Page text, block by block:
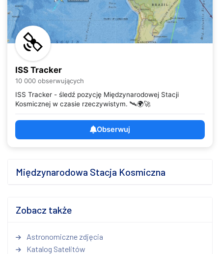
ISS Tracker
10 000 obserwujących
ISS Tracker - śledź pozycję Międzynarodowej Stacji
Kosmicznej w czasie rzeczywistym. 🛰️🌍🚀
Obserwuj
Międzynarodowa Stacja Kosmiczna
Zobacz także
Astronomiczne zdjęcia
Katalog Satelitów